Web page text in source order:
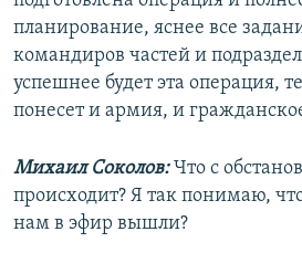
планирование, яснее все
командиров частей и
успешнее будет эта операция,
понесет и армия, и
Михаил Соколов:Что с
происходит? Я так понимаю,
нам в эфир вышли?